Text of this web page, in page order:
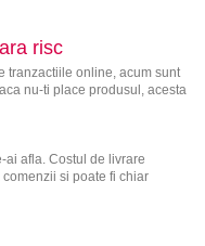
risc
tranzactiile online, acum sunt
nu-ti place produsul, acesta
ai afla. Costul de livrare
si poate fi chiar